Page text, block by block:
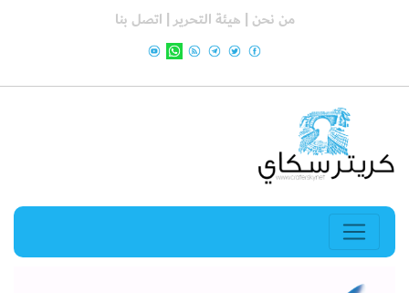
من نحن | هيئة التحرير | اتصل بنا